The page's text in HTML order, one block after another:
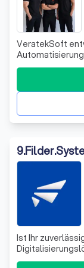
VeratekSoft
Wir helfen
nachhaltig zu
9.
Ist Ihr
und einem